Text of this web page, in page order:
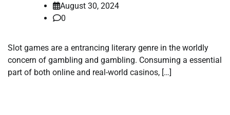
August 30, 2024
0
Slot games are a entrancing literary genre in the worldly
concern of gambling and gambling. Consuming a essential
part of both online and real-world casinos, […]